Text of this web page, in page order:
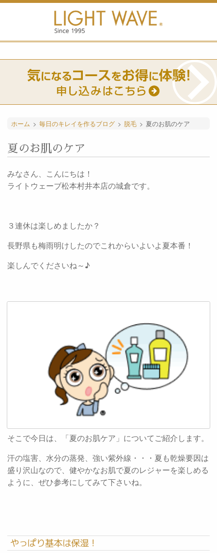
ホーム > 毎日のキレイを作るブログ > 脱毛 > 夏のお肌のケア
夏のお肌のケア
みなさん、こんにちは！
ライトウェーブ松本村井本店の城倉です。
３連休は楽しめましたか？
長野県も梅雨明けしたのでこれからいよいよ夏本番！
楽しんでくださいね～♪
そこで今日は、「夏のお肌ケア」についてご紹介します。
汗の塩害、水分の蒸発、強い紫外線・・・夏も乾燥要因は
盛り沢山なので、健やかなお肌で夏のレジャーを楽しめる
ように、ぜひ参考にしてみて下さいね。
やっぱり基本は保湿！